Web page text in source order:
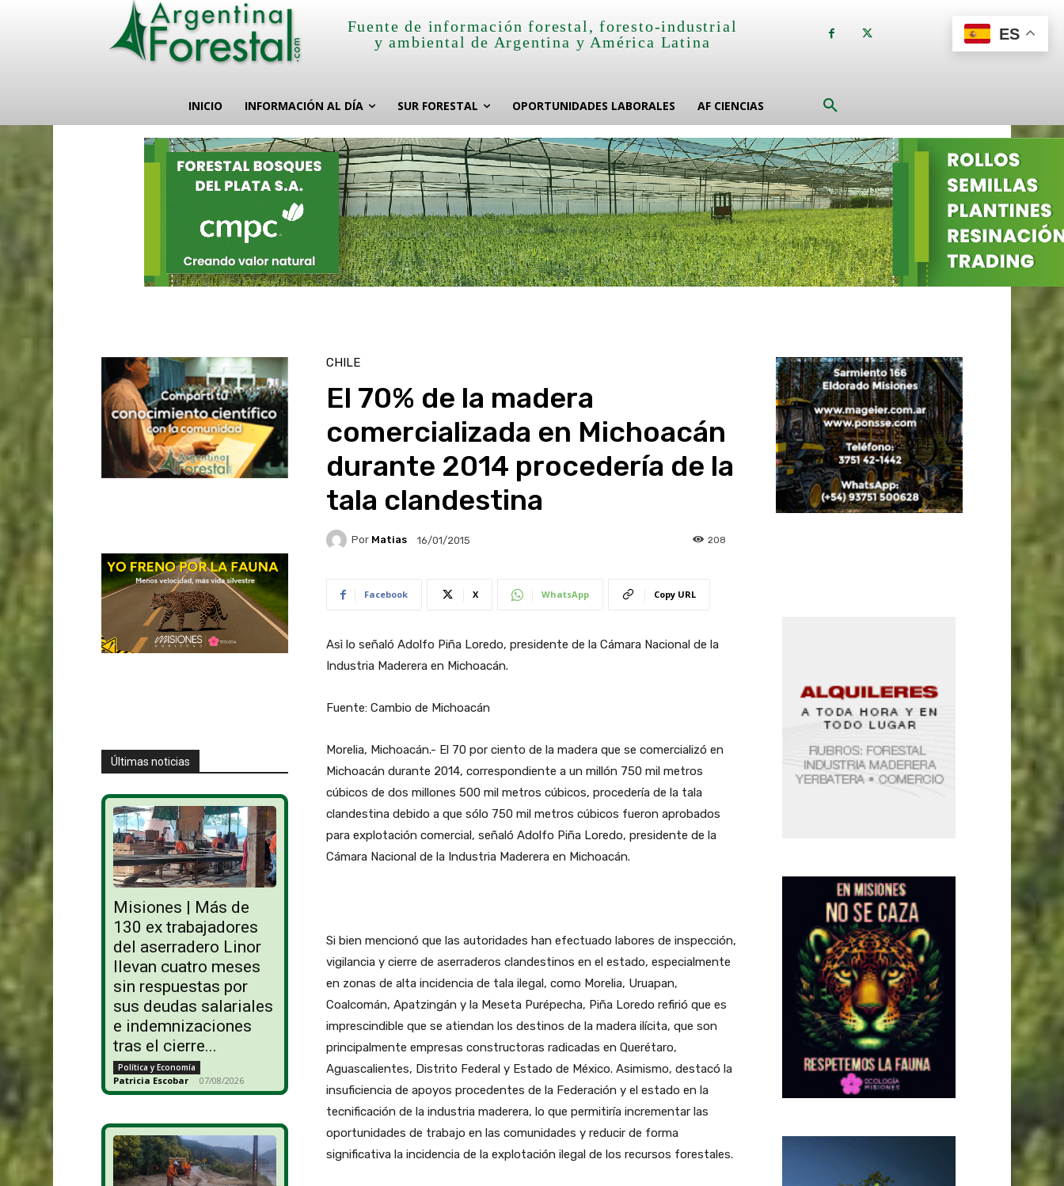
Fuente de información forestal, foresto-industrial
y ambiental de Argentina y América Latina
INICIO INFORMACIÓN AL DÍA SUR FORESTAL OPORTUNIDADES LABORALES AF CIENCIAS
Últimas noticias
Misiones | Más de
130 ex trabajadores
del aserradero Linor
llevan cuatro meses
sin respuestas por
sus deudas salariales
e indemnizaciones
tras el cierre...
Política y Economía
Patricia Escobar - 07/08/2026
CHILE
El 70% de la madera
comercializada en Michoacán
durante 2014 procedería de la
tala clandestina
Por Matias 16/01/2015 208
Facebook X WhatsApp Copy URL
Asì lo señaló Adolfo Piña Loredo, presidente de la Cámara Nacional de la
Industria Maderera en Michoacán.
Fuente: Cambio de Michoacán
Morelia, Michoacán.- El 70 por ciento de la madera que se comercializó en
Michoacán durante 2014, correspondiente a un millón 750 mil metros
cúbicos de dos millones 500 mil metros cúbicos, procedería de la tala
clandestina debido a que sólo 750 mil metros cúbicos fueron aprobados
para explotación comercial, señaló Adolfo Piña Loredo, presidente de la
Cámara Nacional de la Industria Maderera en Michoacán.
Si bien mencionó que las autoridades han efectuado labores de inspección,
vigilancia y cierre de aserraderos clandestinos en el estado, especialmente
en zonas de alta incidencia de tala ilegal, como Morelia, Uruapan,
Coalcomán, Apatzingán y la Meseta Purépecha, Piña Loredo refirió que es
imprescindible que se atiendan los destinos de la madera ilícita, que son
principalmente empresas constructoras radicadas en Querétaro,
Aguascalientes, Distrito Federal y Estado de México. Asimismo, destacó la
insuficiencia de apoyos procedentes de la Federación y el estado en la
tecnificación de la industria maderera, lo que permitiría incrementar las
oportunidades de trabajo en las comunidades y reducir de forma
significativa la incidencia de la explotación ilegal de los recursos forestales.
ES